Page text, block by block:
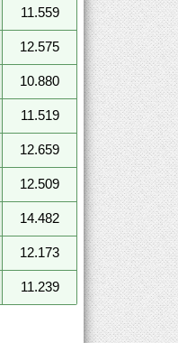
11.559
12.575
10.880
11.519
12.659
12.509
14.482
12.173
11.239